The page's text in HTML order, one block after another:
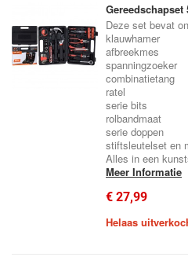
Gereedschapset
Deze set bevat
klauwhamer
afbreekmes
spanningzoeker
combinatietang
ratel
serie bits
rolbandmaat
serie doppen
stiftsleutelset en
Alles in een
Meer Informatie
€ 27,99
Helaas